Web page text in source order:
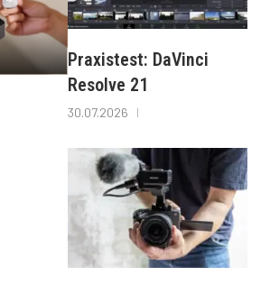
Praxistest: DaVinci
Resolve 21
30.07.2026